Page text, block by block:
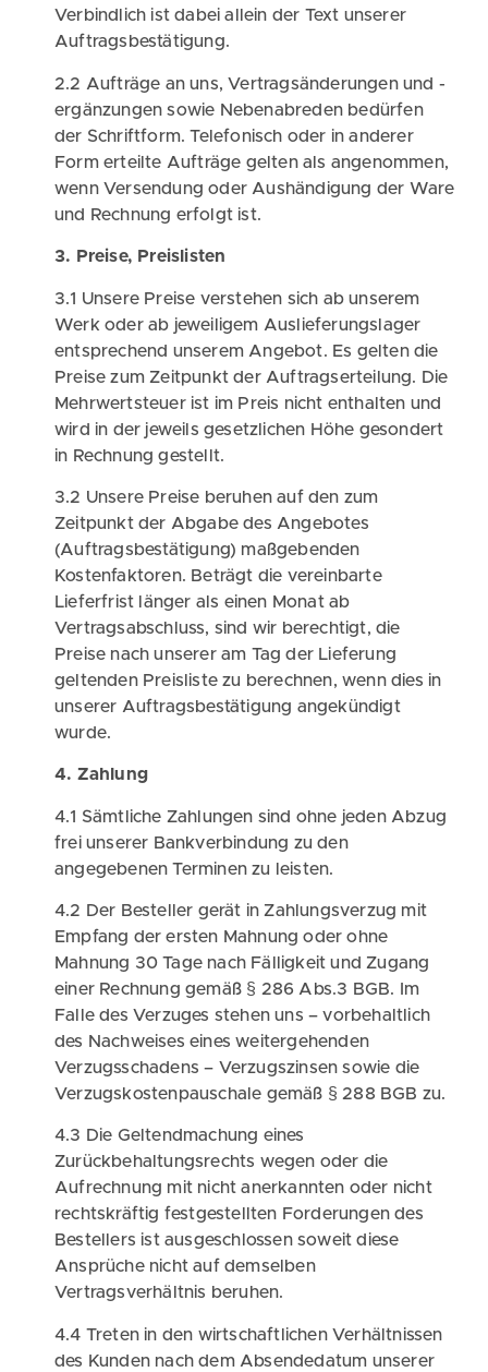
Verbindlich ist dabei allein der Text unserer
Auftragsbestätigung.
2.2 Aufträge an uns, Vertragsänderungen und -
ergänzungen sowie Nebenabreden bedürfen
der Schriftform. Telefonisch oder in anderer
Form erteilte Aufträge gelten als angenommen,
wenn Versendung oder Aushändigung der Ware
und Rechnung erfolgt ist.
3. Preise, Preislisten
3.1 Unsere Preise verstehen sich ab unserem
Werk oder ab jeweiligem Auslieferungslager
entsprechend unserem Angebot. Es gelten die
Preise zum Zeitpunkt der Auftragserteilung. Die
Mehrwertsteuer ist im Preis nicht enthalten und
wird in der jeweils gesetzlichen Höhe gesondert
in Rechnung gestellt.
3.2 Unsere Preise beruhen auf den zum
Zeitpunkt der Abgabe des Angebotes
(Auftragsbestätigung) maßgebenden
Kostenfaktoren. Beträgt die vereinbarte
Lieferfrist länger als einen Monat ab
Vertragsabschluss, sind wir berechtigt, die
Preise nach unserer am Tag der Lieferung
geltenden Preisliste zu berechnen, wenn dies in
unserer Auftragsbestätigung angekündigt
wurde.
4. Zahlung
4.1 Sämtliche Zahlungen sind ohne jeden Abzug
frei unserer Bankverbindung zu den
angegebenen Terminen zu leisten.
4.2 Der Besteller gerät in Zahlungsverzug mit
Empfang der ersten Mahnung oder ohne
Mahnung 30 Tage nach Fälligkeit und Zugang
einer Rechnung gemäß § 286 Abs.3 BGB. Im
Falle des Verzuges stehen uns – vorbehaltlich
des Nachweises eines weitergehenden
Verzugsschadens – Verzugszinsen sowie die
Verzugskostenpauschale gemäß § 288 BGB zu.
4.3 Die Geltendmachung eines
Zurückbehaltungsrechts wegen oder die
Aufrechnung mit nicht anerkannten oder nicht
rechtskräftig festgestellten Forderungen des
Bestellers ist ausgeschlossen soweit diese
Ansprüche nicht auf demselben
Vertragsverhältnis beruhen.
4.4 Treten in den wirtschaftlichen Verhältnissen
des Kunden nach dem Absendedatum unserer